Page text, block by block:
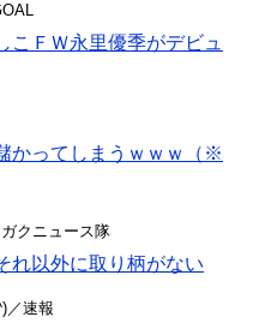
こＦＷ永里優季がデビュ
かってしまうｗｗｗ（※
クニュース隊
れ以外に取り柄がない
／速報